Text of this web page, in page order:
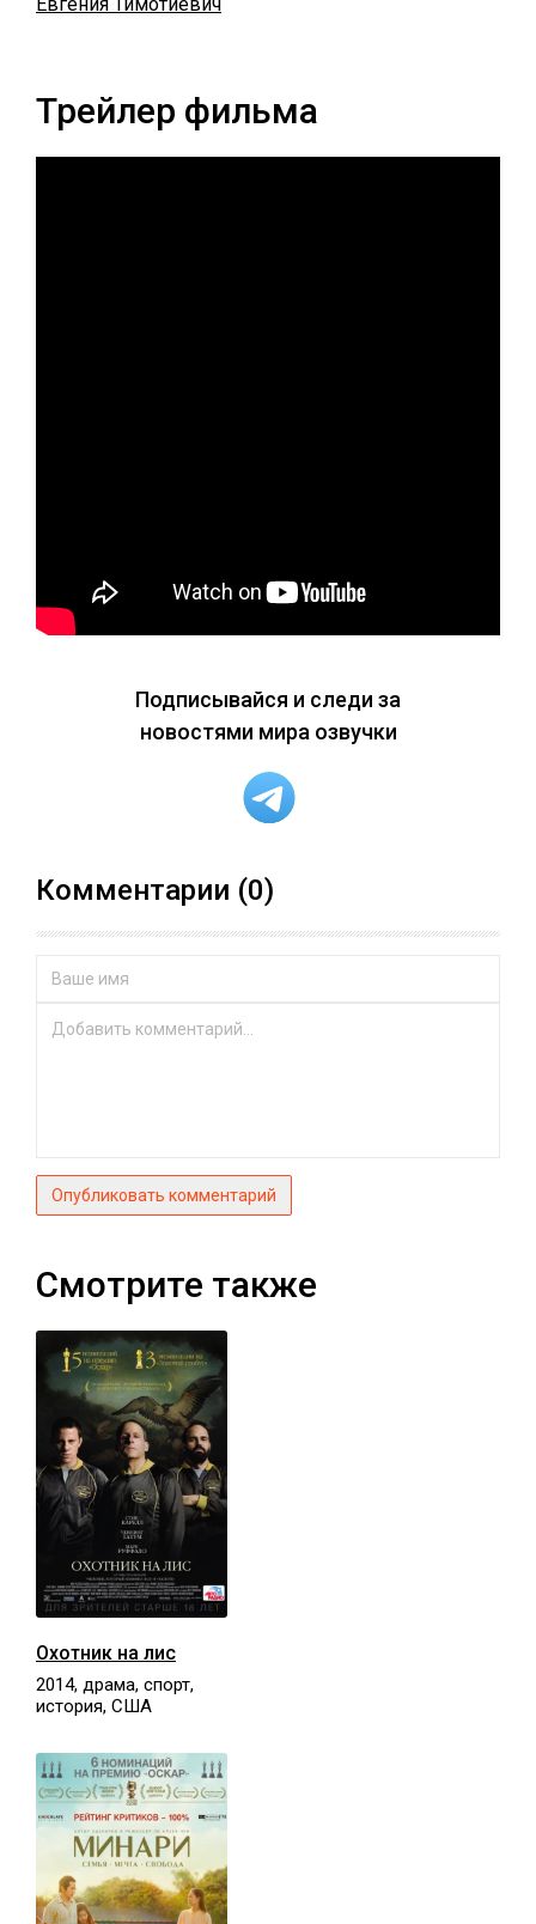
Трейлер фильма
Подписывайся и следи за
новостями мира озвучки
Комментарии (0)
Опубликовать комментарий
Смотрите также
Охотник на лис
2014, драма, спорт,
история, США